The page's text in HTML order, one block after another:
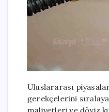
Uluslararası
gerekçelerini